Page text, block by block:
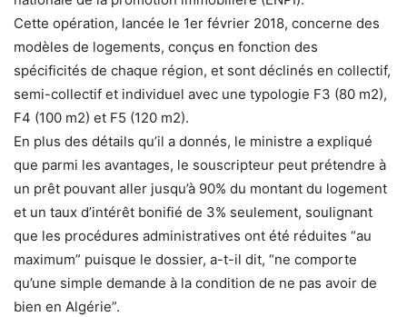
Cette opération, lancée le 1er février 2018, concerne des
modèles de logements, conçus en fonction des
spécificités de chaque région, et sont déclinés en collectif,
semi-collectif et individuel avec une typologie F3 (80 m2),
F4 (100 m2) et F5 (120 m2).
En plus des détails qu’il a donnés, le ministre a expliqué
que parmi les avantages, le souscripteur peut prétendre à
un prêt pouvant aller jusqu’à 90% du montant du logement
et un taux d’intérêt bonifié de 3% seulement, soulignant
que les procédures administratives ont été réduites “au
maximum” puisque le dossier, a-t-il dit, “ne comporte
qu’une simple demande à la condition de ne pas avoir de
bien en Algérie”.